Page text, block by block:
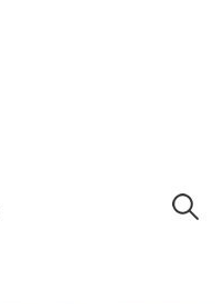
検